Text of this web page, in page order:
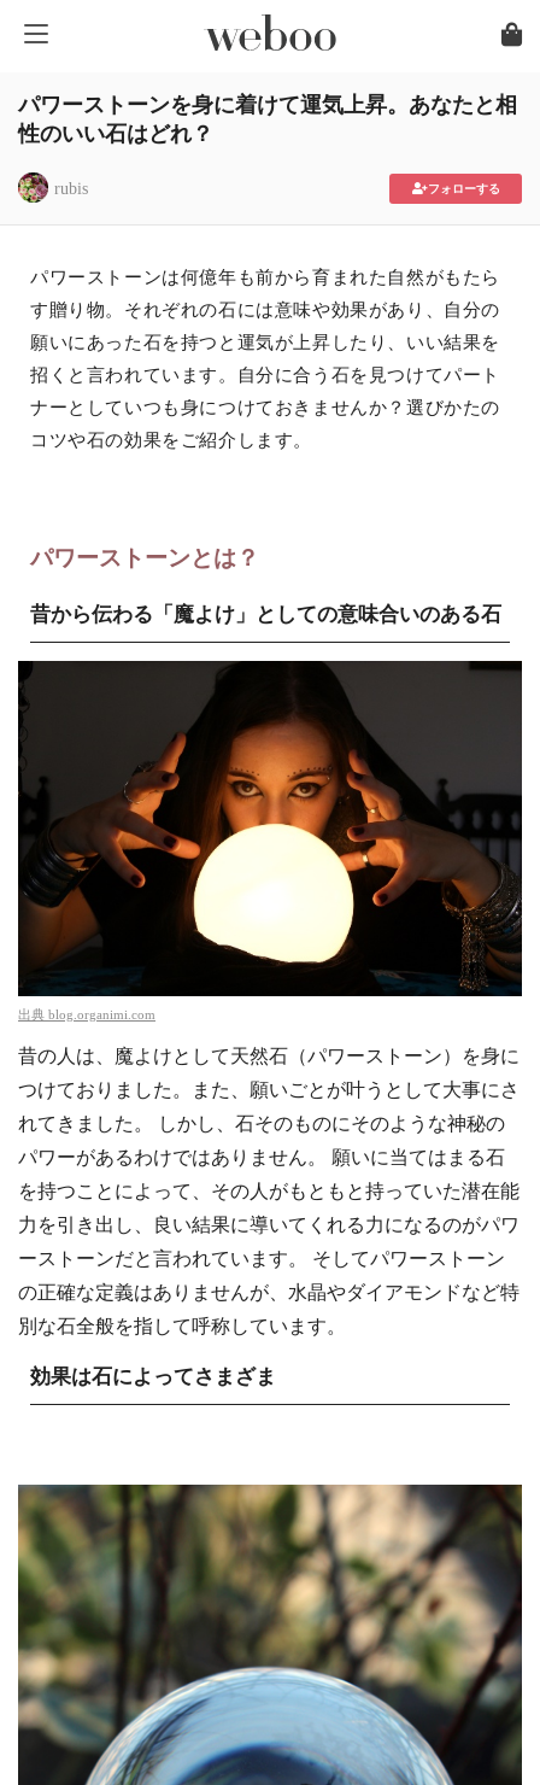
パワーストーンを身に着けて運気上昇。あなたと相
性のいい石はどれ？
rubis フォローする
パワーストーンは何億年も前から育まれた自然がもたら
す贈り物。それぞれの石には意味や効果があり、自分の
願いにあった石を持つと運気が上昇したり、いい結果を
招くと言われています。自分に合う石を見つけてパート
ナーとしていつも身につけておきませんか？選びかたの
コツや石の効果をご紹介します。
パワーストーンとは？
昔から伝わる「魔よけ」としての意味合いのある石
出典 blog.organimi.com
昔の人は、魔よけとして天然石（パワーストーン）を身に
つけておりました。また、願いごとが叶うとして大事にさ
れてきました。 しかし、石そのものにそのような神秘の
パワーがあるわけではありません。 願いに当てはまる石
を持つことによって、その人がもともと持っていた潜在能
力を引き出し、良い結果に導いてくれる力になるのがパワ
ーストーンだと言われています。 そしてパワーストーン
の正確な定義はありませんが、水晶やダイアモンドなど特
別な石全般を指して呼称しています。
効果は石によってさまざま